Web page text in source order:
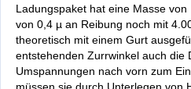
Ladungspaket hat eine Masse
von 0,4 µ an Reibung noch mit
theoretisch mit einem Gurt
entstehenden Zurrwinkel auch die
Umspannungen nach vorn zum